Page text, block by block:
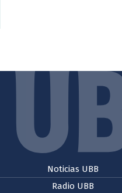
Noticias UBB
Radio UBB